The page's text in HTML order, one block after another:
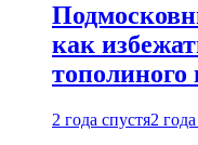
как
тополиного
2 года спустя2